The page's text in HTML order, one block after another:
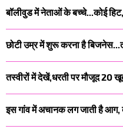
बॉलीवुड में नेताओं के बच्चे...कोई
छोटी उम्र में शुरू करना है
तस्वीरों में देखें,धरती पर मौजूद 20
इस गांव में अचानक लग जाती है आग,